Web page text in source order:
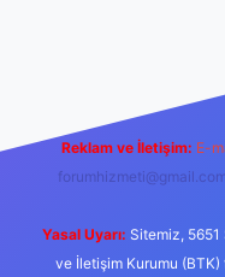
Reklam ve İletişim: E-
forumhizmeti@gmail.com
Yasal Uyarı: Sitemiz, 5651
ve İletişim Kurumu (BTK)